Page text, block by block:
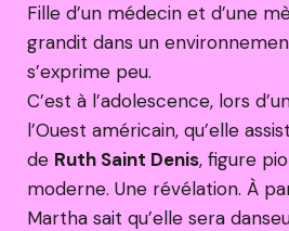
Fille d’un médecin et d’une
grandit dans un
s’exprime peu.
C’est à l’adolescence, lors
l’Ouest américain, qu’elle
de Ruth Saint Denis, figure
moderne. Une révélation. À
Martha sait qu’elle sera